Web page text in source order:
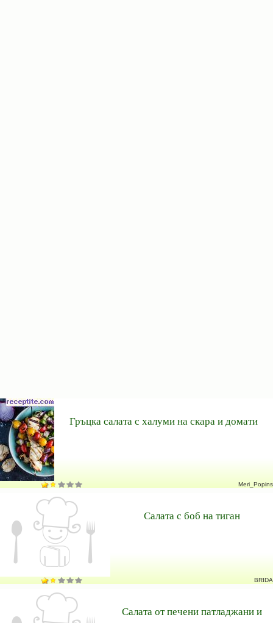
Гръцка салата с халуми на скара и домати
Meri_Popins
Салата с боб на тиган
BRIDA
Салата от печени патладжани и